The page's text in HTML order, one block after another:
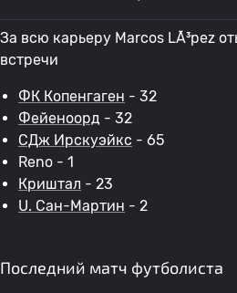
За всю карьеру Marcos LÃ³pez
встречи
ФК Копенгаген - 32
Фейеноорд - 32
СДж Ирскуэйкс - 65
Reno - 1
Криштал - 23
U. Сан-Мартин - 2
Последний матч футболиста